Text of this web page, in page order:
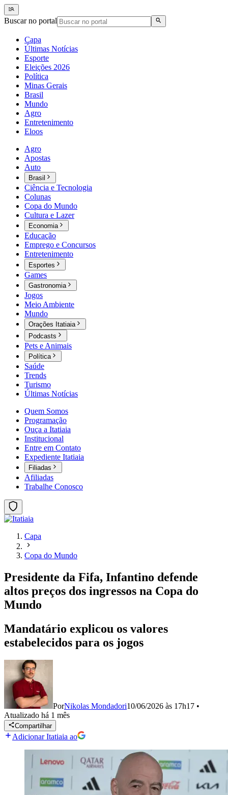
Buscar no portal
Capa
Últimas Notícias
Esporte
Eleições 2026
Política
Minas Gerais
Brasil
Mundo
Agro
Entretenimento
Eloos
Agro
Apostas
Auto
Brasil
Ciência e Tecnologia
Colunas
Copa do Mundo
Cultura e Lazer
Economia
Educação
Emprego e Concursos
Entretenimento
Esportes
Games
Gastronomia
Jogos
Meio Ambiente
Mundo
Orações Itatiaia
Podcasts
Pets e Animais
Política
Saúde
Trends
Turismo
Últimas Notícias
Quem Somos
Programação
Ouça a Itatiaia
Institucional
Entre em Contato
Expediente Itatiaia
Filiadas
Afiliadas
Trabalhe Conosco
Capa
Copa do Mundo
Presidente da Fifa, Infantino defende
altos preços dos ingressos na Copa do
Mundo
Mandatário explicou os valores
estabelecidos para os jogos
PorNikolas Mondadori10/06/2026 às 17h17 •
Atualizado há 1 mês
Compartilhar
Adicionar Itatiaia ao